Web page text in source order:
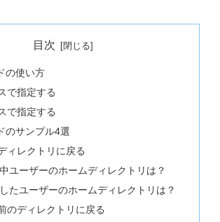
目次
の使い方
で指定する
で指定する
のサンプル4選
ィレクトリに戻る
ユーザーのホームディレクトリは？
たユーザーのホームディレクトリは？
のディレクトリに戻る